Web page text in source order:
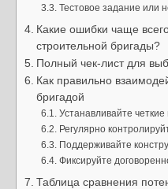
Тестовое задание или
Какие ошибки чаще
строительной бригады?
Полный чек-лист для
Как правильно
бригадой
Устанавливайте
Регулярно
Поддерживайте
Фиксируйте
Таблица сравнения